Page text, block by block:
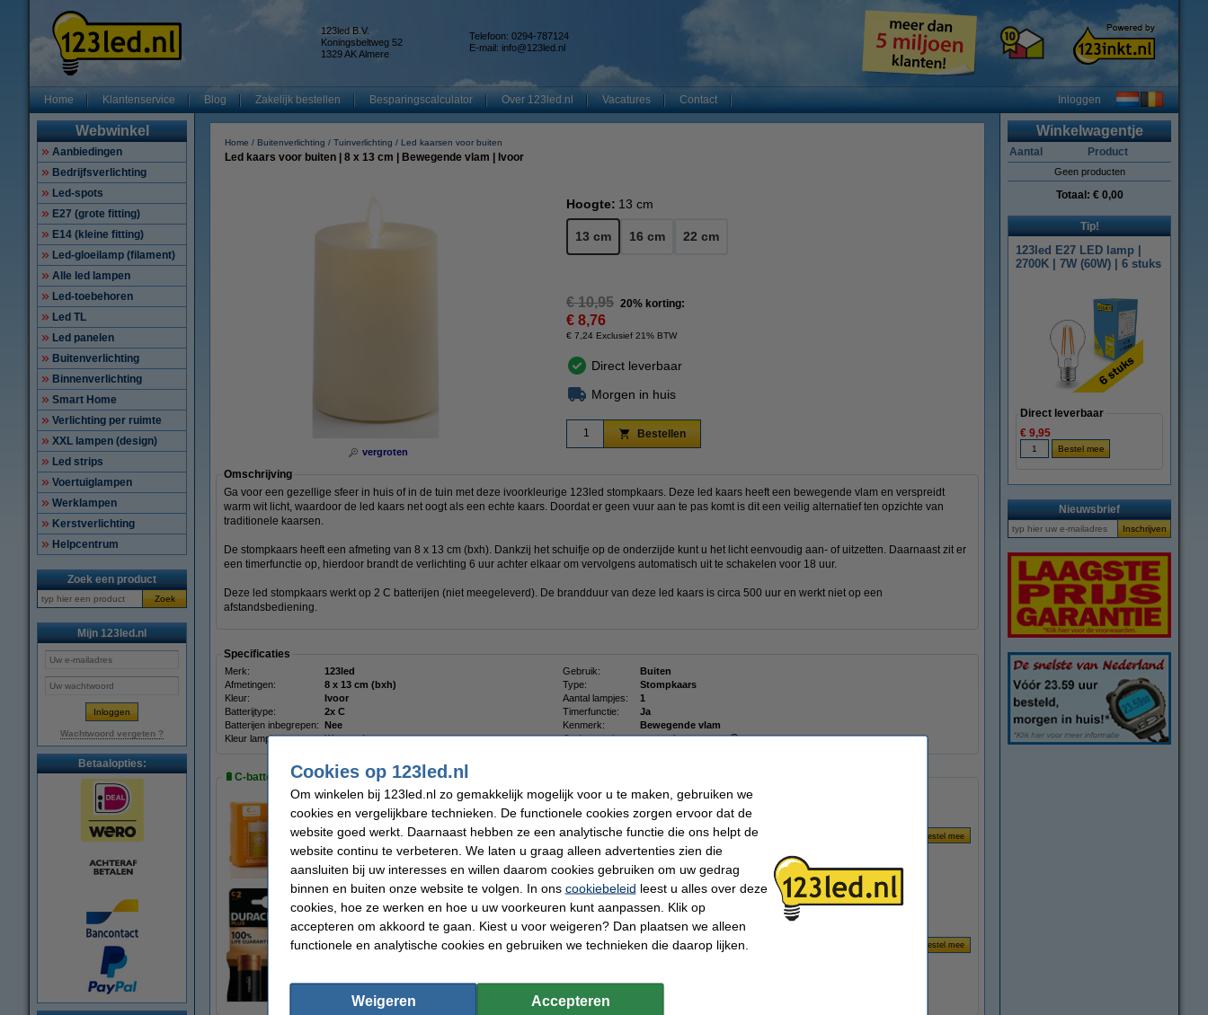
123led B.V.
Koningsbeltweg 52
1329 AK Almere
Telefoon: 0294-787124
E-mail: info@123led.nl
Home Klantenservice Blog Zakelijk bestellen Besparingscalculator Over 123led.nl Vacatures Contact Inloggen
Webwinkel
Aanbiedingen
Bedrijfsverlichting
Led-spots
E27 (grote fitting)
E14 (kleine fitting)
Led-gloeilamp (filament)
Alle led lampen
Led-toebehoren
Led TL
Led panelen
Buitenverlichting
Binnenverlichting
Smart Home
Verlichting per ruimte
XXL lampen (design)
Led strips
Voertuiglampen
Werklampen
Kerstverlichting
Helpcentrum
Zoek een product
Zoek
Mijn 123led.nl
Wachtwoord vergeten ?
Betaalopties:
Home Buitenverlichting Tuinverlichting Led kaarsen voor buiten
Led kaars voor buiten | 8 x 13 cm | Bewegende vlam | Ivoor
vergroten
Hoogte: 13 cm
13 cm 16 cm 22 cm
€ 10,95 20% korting:
€ 8,76
€ 7,24 Exclusief 21% BTW
Direct leverbaar
Morgen in huis
Bestellen
Omschrijving
Ga voor een gezellige sfeer in huis of in de tuin met deze ivoorkleurige 123led stompkaars. Deze led kaars heeft een bewegende vlam en verspreidt
warm wit licht, waardoor de led kaars net oogt als een echte kaars. Doordat er geen vuur aan te pas komt is dit een veilig alternatief ten opzichte van
traditionele kaarsen.
De stompkaars heeft een afmeting van 8 x 13 cm (bxh). Dankzij het schuifje op de onderzijde kunt u het licht eenvoudig aan- of uitzetten. Daarnaast zit er
een timerfunctie op, hierdoor brandt de verlichting 6 uur achter elkaar om vervolgens automatisch uit te schakelen voor 18 uur.
Deze led stompkaars werkt op 2 C batterijen (niet meegeleverd). De brandduur van deze led kaars is circa 500 uur en werkt niet op een
afstandsbediening.
Specificaties
Merk: 123led Gebruik:
Buiten
Afmetingen:
8 x 13 cm (bxh) Type:
Stompkaars
Kleur:
Ivoor Aantal lampjes:
1
Batterijtype:
2x C Timerfunctie:
Ja
Batterijen inbegrepen: Nee Kenmerk:
Bewegende vlam
Kleur lampjes:
Warm wit Oud voor nieuw: uw oude apparaat
🔋C-batterijen:
Q-Nomic LR14 / C Alkaline Batterij (2 stuks)
€ 2,95
€ 4,00
Winkelwagentje
Aantal Product
Geen producten
Totaal: € 0,00
Tip!
123led E27 LED lamp |
2700K | 7W (60W) | 6 stuks
Direct leverbaar
€ 9,95
Nieuwsbrief
Cookies op 123led.nl
Om winkelen bij 123led.nl zo gemakkelijk mogelijk voor u te maken, gebruiken we
cookies en vergelijkbare technieken. De functionele cookies zorgen ervoor dat de
website goed werkt. Daarnaast hebben ze een analytische functie die ons helpt de
website continu te verbeteren. We laten u graag alleen advertenties zien die
aansluiten bij uw interesses en willen daarom cookies gebruiken om uw gedrag
binnen en buiten onze website te volgen. In ons cookiebeleid leest u alles over deze
cookies, hoe ze werken en hoe u uw voorkeuren kunt aanpassen. Klik op
accepteren om akkoord te gaan. Kiest u voor weigeren? Dan plaatsen we alleen
functionele en analytische cookies en gebruiken we technieken die daarop lijken.
Weigeren Accepteren